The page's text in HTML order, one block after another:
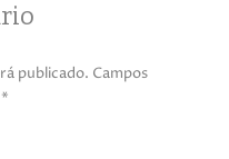
publicado. Campos
*